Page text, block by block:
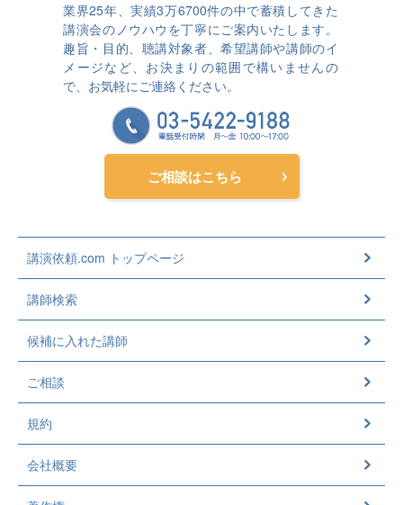
業界25年、実績3万6700件の中で蓄積してきた
講演会のノウハウを丁寧にご案内いたします。
趣旨・目的、聴講対象者、希望講師や講師のイ
メージなど、お決まりの範囲で構いませんの
で、お気軽にご連絡ください。
ご相談はこちら
講演依頼.com トップページ
講師検索
候補に入れた講師
ご相談
規約
会社概要